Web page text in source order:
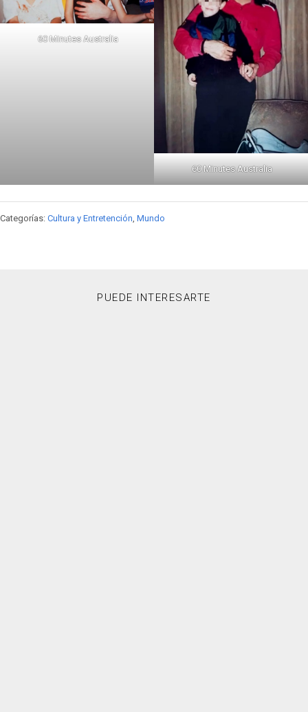
60 Minutes Australia
60 Minutes Australia
Categorías: Cultura y Entretención Mundo
PUEDE INTERESARTE